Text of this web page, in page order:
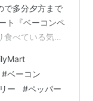
で多分夕方まで
ト『ベーコンペ
べている気が
りしたパン生
きいた黒コシ
130円。 約1
#ベーコン
ー #ペッパー